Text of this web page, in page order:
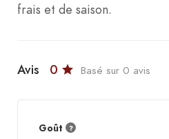
frais et de saison.
Avis 0 Basé sur 0 avis
Goût